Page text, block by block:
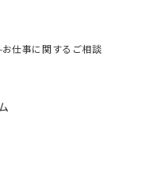
お仕事に関するご相談